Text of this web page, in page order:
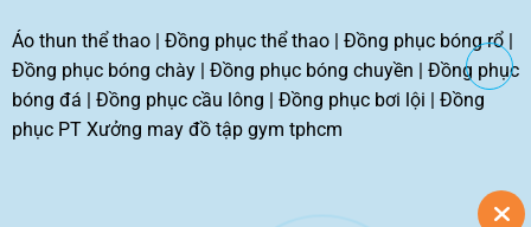
Áo thun thể thao| Đồng phục thể thao| Đồng phục bóng rổ|
Đồng phục bóng chày| Đồng phục bóng chuyền | Đồng phục
bóng đá | Đồng phục cầu lông | Đồng phục bơi lội | Đồng
phục PT Xưởng may đồ tập gym tphcm